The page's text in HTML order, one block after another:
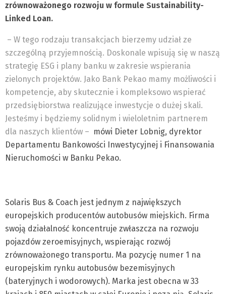
zrównoważonego rozwoju w formule Sustainability-
Linked Loan.
– W tego rodzaju transakcjach bierzemy udział ze
szczególną przyjemnością. Doskonale wpisują się w naszą
strategię ESG i plany banku w zakresie wspierania
zielonych projektów. Jako Bank Pekao mamy możliwości i
kompetencje, aby skutecznie i kompleksowo wspierać
przedsiębiorstwa realizujące inwestycje o dużej skali.
Jesteśmy i będziemy solidnym i wieloletnim partnerem
dla naszych klientów – mówi Dieter Lobnig, dyrektor
Departamentu Bankowości Inwestycyjnej i Finansowania
Nieruchomości w Banku Pekao.
Solaris Bus & Coach jest jednym z największych
europejskich producentów autobusów miejskich. Firma
swoją działalność koncentruje zwłaszcza na rozwoju
pojazdów zeroemisyjnych, wspierając rozwój
zrównoważonego transportu. Ma pozycję numer 1 na
europejskim rynku autobusów bezemisyjnych
(bateryjnych i wodorowych). Marka jest obecna w 33